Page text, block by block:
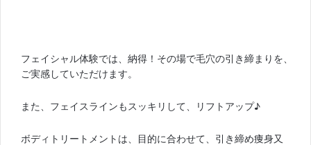
フェイシャル体験では、納得！その場で毛穴の引き締まりを、
ご実感していただけます。
また、フェイスラインもスッキリして、リフトアップ♪
ボディトリートメントは、目的に合わせて、引き締め痩身又